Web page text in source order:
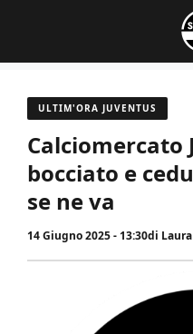
contenuto
ULTIM'ORA JUVENTUS
Calciomercato
bocciato e
se ne va
14 Giugno 2025 - 13:30di